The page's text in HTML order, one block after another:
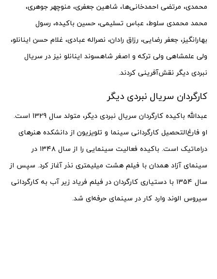
محمدی، مرتضی احمدخانی‌ها، شاهین جعفری، منوچهر جوهری،
محمد محمدی سلوط، عباس تسلیمی، حسین باکیده، رسول
بهارانگیز، جعفر رضایی، رزاق رادان، نصراله عبادی، غلام حسن اینانلو،
ولی علمشاهی ولی ترکه و اصغر شاهسوند اینانلو نیز در سریال
نبردی دیگر نقش‌آفرینی کردند.
کارگردان سریال نبردی دیگر
عبدالله باکیده کارگردان سریال نبردی دیگر، متولد سال 1329 است.
او فارغ‌التحصیل کارگردانی سینما و تلویزیون از دانشکده هنرهای
دراماتیک است. باکیده فعالیت سینمایی را از سال ۱۳۴۸ در
سینمای آزاد همدان با فیلم هشت میلیمتری نذر آغاز کرد. سپس از
سال ۱۳۵۴ با دستیاری کارگردان در فیلم فریاد زیر آب به کارگردانی
سیروس الوند وارد کار در سینمای حرفه‌ای شد.